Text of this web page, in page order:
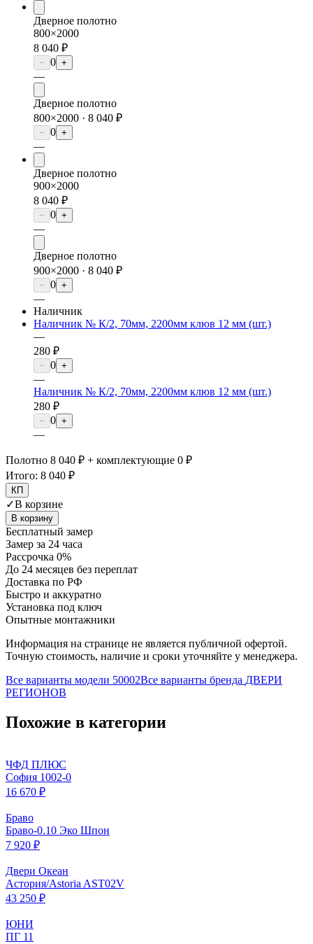
Дверное полотно
800×2000
8 040 ₽
− 0 +
—
Дверное полотно
800×2000 · 8 040 ₽
− 0 +
—
Дверное полотно
900×2000
8 040 ₽
− 0 +
—
Дверное полотно
900×2000 · 8 040 ₽
− 0 +
—
Наличник
Наличник № К/2, 70мм, 2200мм клюв 12 мм (шт.)
—
280 ₽
− 0 +
—
Наличник № К/2, 70мм, 2200мм клюв 12 мм (шт.)
280 ₽
− 0 +
—
Полотно 8 040 ₽ + комплектующие 0 ₽
Итого: 8 040 ₽
КП
✓В корзине
В корзину
Бесплатный замер
Замер за 24 часа
Рассрочка 0%
До 24 месяцев без переплат
Доставка по РФ
Быстро и аккуратно
Установка под ключ
Опытные монтажники
Информация на странице не является публичной офертой.
Точную стоимость, наличие и сроки уточняйте у менеджера.
Все варианты модели 50002Все варианты бренда ДВЕРИ
РЕГИОНОВ
Похожие в категории
ЧФД ПЛЮС
София 1002-0
16 670 ₽
Браво
Браво-0.10 Эко Шпон
7 920 ₽
Двери Океан
Астория/Astoria AST02V
43 250 ₽
ЮНИ
ПГ 11